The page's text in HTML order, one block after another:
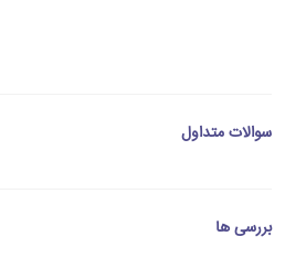
سوالات متداول
بررسی ها